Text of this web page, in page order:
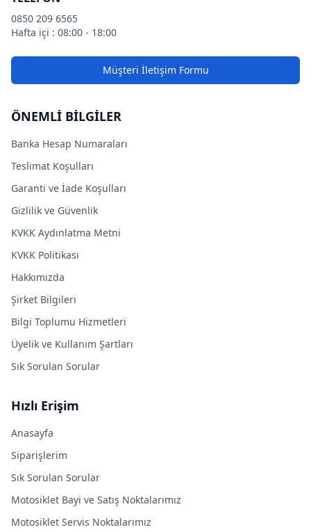
0850 209 6565
Hafta içi : 08:00 - 18:00
Müşteri İletişim Formu
ÖNEMLİ BİLGİLER
Banka Hesap Numaraları
Teslimat Koşulları
Garanti ve İade Koşulları
Gizlilik ve Güvenlik
KVKK Aydınlatma Metni
KVKK Politikası
Hakkımızda
Şirket Bilgileri
Bilgi Toplumu Hizmetleri
Üyelik ve Kullanım Şartları
Sık Sorulan Sorular
Hızlı Erişim
Anasayfa
Siparişlerim
Sık Sorulan Sorular
Motosiklet Bayi ve Satış Noktalarımız
Motosiklet Servis Noktalarımız